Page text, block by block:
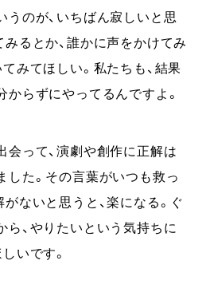
うのが、いちばん寂しいと思
るとか、誰かに声をかけてみ
みてほしい。私たちも、結果
らずにやってるんですよ。
って、演劇や創作に正解は
した。その言葉がいつも救っ
ないと思うと、楽になる。ぐ
ら、やりたいという気持ちに
いです。